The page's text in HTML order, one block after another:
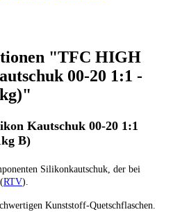
"TFC HIGH
00-20 1:1 -
Kautschuk 00-20 1:1
B)
Silikonkautschuk, der bei
RTV).
Kunststoff-Quetschflaschen.